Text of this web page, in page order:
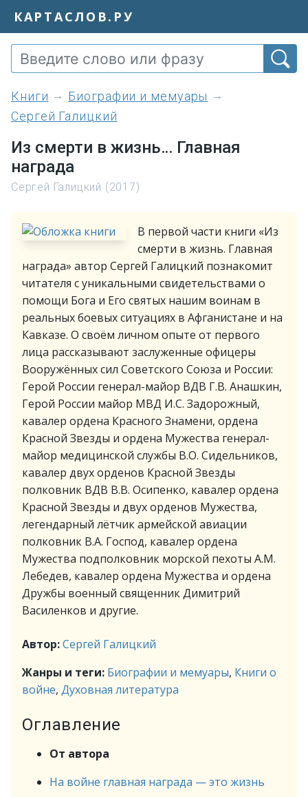
КАРТАСЛОВ.РУ
книги
Биографии и мемуары
Сергей Галицкий
Из смерти в жизнь… Главная
награда
Сергей Галицкий (2017)
В первой части книги «Из
смерти в жизнь. Главная
награда» автор Сергей Галицкий познакомит
читателя с уникальными свидетельствами о
помощи Бога и Его святых нашим воинам в
реальных боевых ситуациях в Афганистане и на
Кавказе. О своём личном опыте от первого
лица рассказывают заслуженные офицеры
Вооружённых сил Советского Союза и России:
Герой России генерал-майор ВДВ Г.В. Анашкин,
Герой России майор МВД И.С. Задорожный,
кавалер ордена Красного Знамени, ордена
Красной Звезды и ордена Мужества генерал-
майор медицинской службы В.О. Сидельников,
кавалер двух орденов Красной Звезды
полковник ВДВ В.В. Осипенко, кавалер ордена
Красной Звезды и двух орденов Мужества,
легендарный лётчик армейской авиации
полковник В.А. Господ, кавалер ордена
Мужества подполковник морской пехоты А.М.
Лебедев, кавалер ордена Мужества и ордена
Дружбы военный священник Димитрий
Василенков и другие.
Автор:Сергей Галицкий
Жанры и теги: Биографии и мемуары, Книги о
войне, Духовная литература
Оглавление
От автора
На войне главная награда — это жизнь